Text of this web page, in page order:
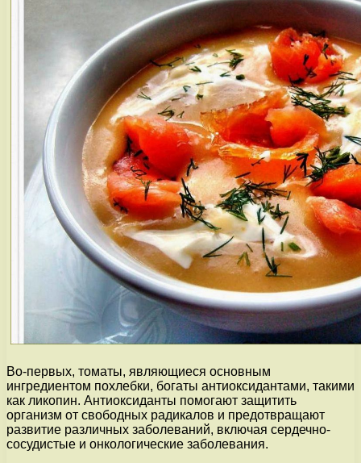
Во-первых, томаты, являющиеся основным
ингредиентом похлебки, богаты антиоксидантами, такими
как ликопин. Антиоксиданты помогают защитить
организм от свободных радикалов и предотвращают
развитие различных заболеваний, включая сердечно-
сосудистые и онкологические заболевания.